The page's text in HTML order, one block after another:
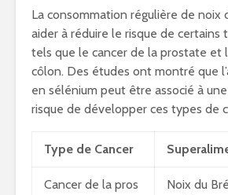
La consommation régulière de noix
aider à réduire le risque de certains
tels que le cancer de la prostate et
côlon. Des études ont montré que
en sélénium peut être associé à
risque de développer ces types de
Type de Cancer
Cancer de la pros
Noix du